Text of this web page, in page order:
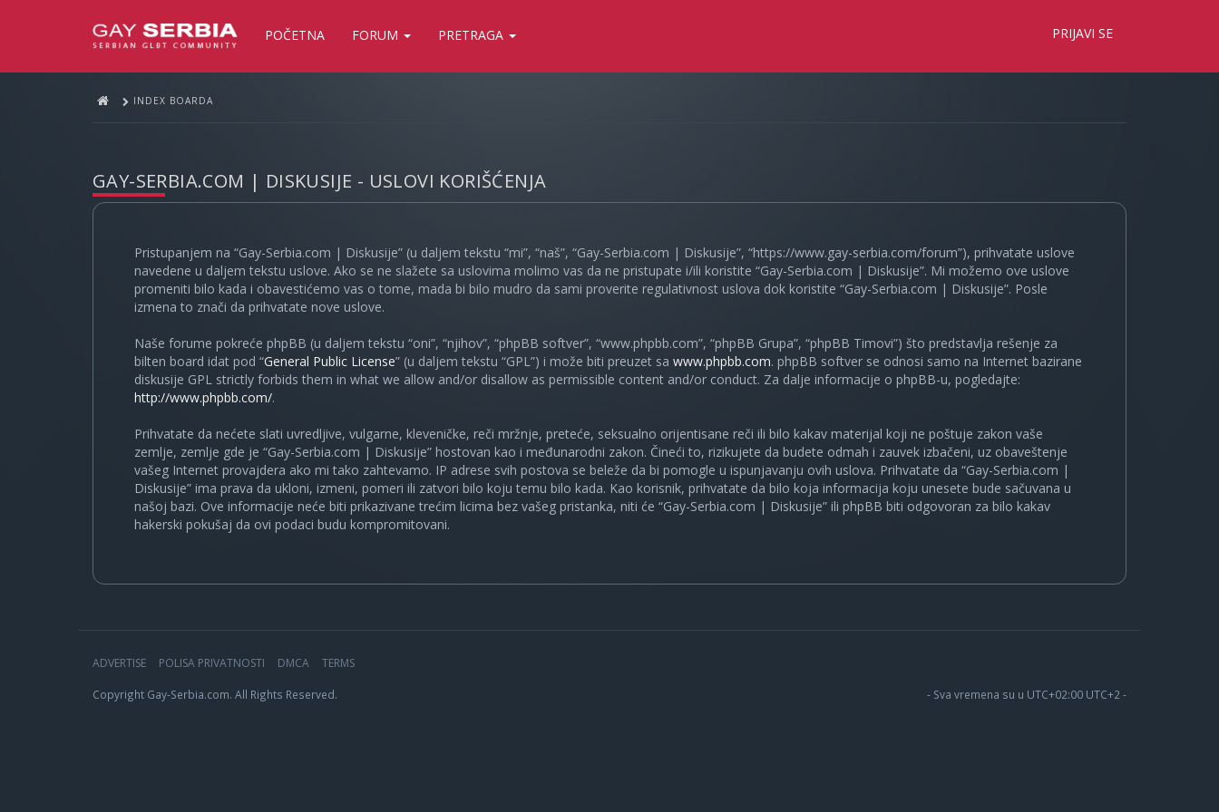
POČETNA FORUM PRETRAGA PRIJAVI SE
INDEX BOARDA
GAY-SERBIA.COM | DISKUSIJE - USLOVI KORIŠĆENJA
Pristupanjem na “Gay-Serbia.com | Diskusije” (u daljem tekstu “mi”, “naš”, “Gay-Serbia.com | Diskusije”, “https://www.gay-serbia.com/forum”), prihvatate uslove
navedene u daljem tekstu uslove. Ako se ne slažete sa uslovima molimo vas da ne pristupate i/ili koristite “Gay-Serbia.com | Diskusije”. Mi možemo ove uslove
promeniti bilo kada i obavestićemo vas o tome, mada bi bilo mudro da sami proverite regulativnost uslova dok koristite “Gay-Serbia.com | Diskusije”. Posle
izmena to znači da prihvatate nove uslove.
Naše forume pokreće phpBB (u daljem tekstu “oni”, “njihov”, “phpBB softver”, “www.phpbb.com”, “phpBB Grupa”, “phpBB Timovi”) što predstavlja rešenje za
bilten board idat pod “General Public License” (u daljem tekstu “GPL”) i može biti preuzet sa www.phpbb.com. phpBB softver se odnosi samo na Internet bazirane
diskusije GPL strictly forbids them in what we allow and/or disallow as permissible content and/or conduct. Za dalje informacije o phpBB-u, pogledajte:
http://www.phpbb.com/.
Prihvatate da nećete slati uvredljive, vulgarne, kleveničke, reči mržnje, preteće, seksualno orijentisane reči ili bilo kakav materijal koji ne poštuje zakon vaše
zemlje, zemlje gde je “Gay-Serbia.com | Diskusije” hostovan kao i međunarodni zakon. Čineći to, rizikujete da budete odmah i zauvek izbačeni, uz obaveštenje
vašeg Internet provajdera ako mi tako zahtevamo. IP adrese svih postova se beleže da bi pomogle u ispunjavanju ovih uslova. Prihvatate da “Gay-Serbia.com |
Diskusije” ima prava da ukloni, izmeni, pomeri ili zatvori bilo koju temu bilo kada. Kao korisnik, prihvatate da bilo koja informacija koju unesete bude sačuvana u
našoj bazi. Ove informacije neće biti prikazivane trećim licima bez vašeg pristanka, niti će “Gay-Serbia.com | Diskusije” ili phpBB biti odgovoran za bilo kakav
hakerski pokušaj da ovi podaci budu kompromitovani.
ADVERTISE POLISA PRIVATNOSTI DMCA TERMS
Copyright Gay-Serbia.com. All Rights Reserved. - Sva vremena su u UTC+02:00 UTC+2 -